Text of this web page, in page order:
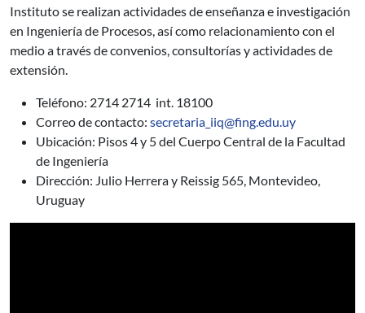
Instituto se realizan actividades de enseñanza e investigación
en Ingeniería de Procesos, así como relacionamiento con el
medio a través de convenios, consultorías y actividades de
extensión.
Teléfono: 2714 2714 int. 18100
Correo de contacto: secretaria_iiq@fing.edu.uy
Ubicación: Pisos 4 y 5 del Cuerpo Central de la Facultad
de Ingeniería
Dirección: Julio Herrera y Reissig 565, Montevideo,
Uruguay